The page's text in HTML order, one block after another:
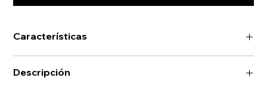
Características
Descripción